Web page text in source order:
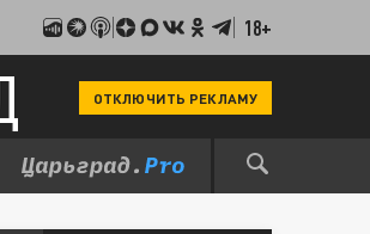
18+
ОТКЛЮЧИТЬ РЕКЛАМУ